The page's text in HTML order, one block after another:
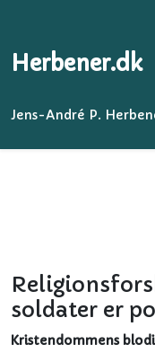
Herbener.dk
Jens-André P.
soldater er
Kristendommens